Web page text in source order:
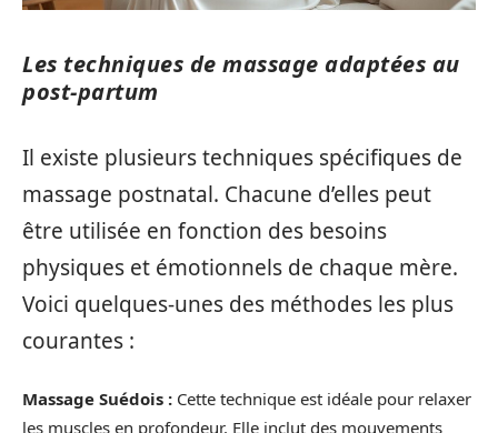
Les techniques de massage adaptées au
post-partum
Il existe plusieurs techniques spécifiques de
massage postnatal. Chacune d’elles peut
être utilisée en fonction des besoins
physiques et émotionnels de chaque mère.
Voici quelques-unes des méthodes les plus
courantes :
Massage Suédois : Cette technique est idéale pour relaxer
les muscles en profondeur. Elle inclut des mouvements